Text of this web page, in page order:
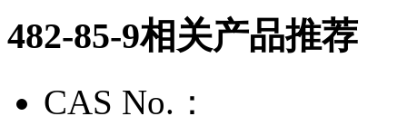
482-85-9相关产品推荐
CAS No.：